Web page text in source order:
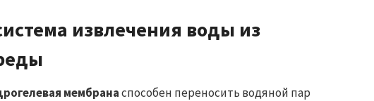
извлечения воды из
мембранаспособен переносить водяной пар